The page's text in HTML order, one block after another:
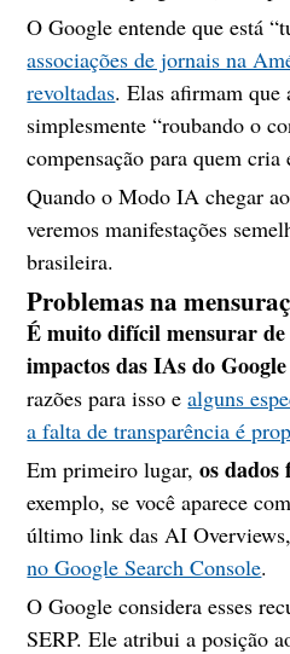
O Google entende que está
associações de jornais na
revoltadas. Elas afirmam que
simplesmente “roubando o
compensação para quem cria
Quando o Modo IA chegar
veremos manifestações
brasileira.
Problemas na
É muito difícil mensurar
impactos das IAs do
razões para isso ealguns
a falta de transparência é
Em primeiro lugar,os
exemplo, se você aparece
último link das AI
no Google Search Console.
O Google considera esses
SERP. Ele atribui a posição